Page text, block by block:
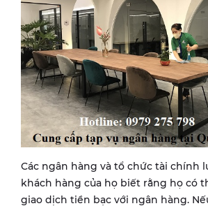
Các ngân hàng và tổ chức tài chính
khách hàng của họ biết rằng họ có
giao dịch tiền bạc với ngân hàng.